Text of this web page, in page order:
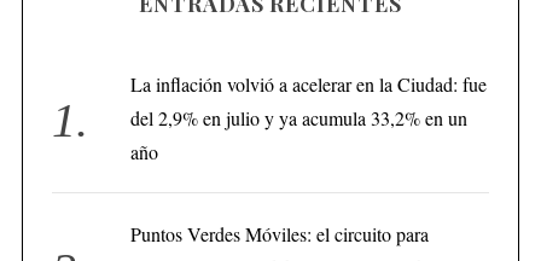
La inflación volvió a acelerar en la Ciudad: fue
del 2,9% en julio y ya acumula 33,2% en un
año
Puntos Verdes Móviles: el circuito para